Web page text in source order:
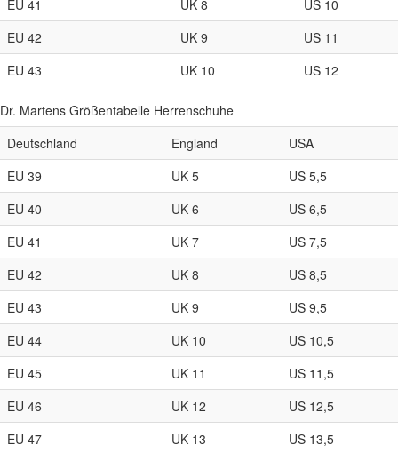
EU 41
UK 8
US 10
EU 42
UK 9
US 11
EU 43
UK 10 US 12
Dr. Martens Größentabelle Herrenschuhe
Deutschland
England
USA
EU 39
UK 5
US 5,5
EU 40
UK 6
US 6,5
EU 41
UK 7
US 7,5
EU 42
UK 8
US 8,5
EU 43
UK 9
US 9,5
EU 44
UK 10
US 10,5
EU 45
UK 11
US 11,5
EU 46
UK 12
US 12,5
EU 47
UK 13
US 13,5